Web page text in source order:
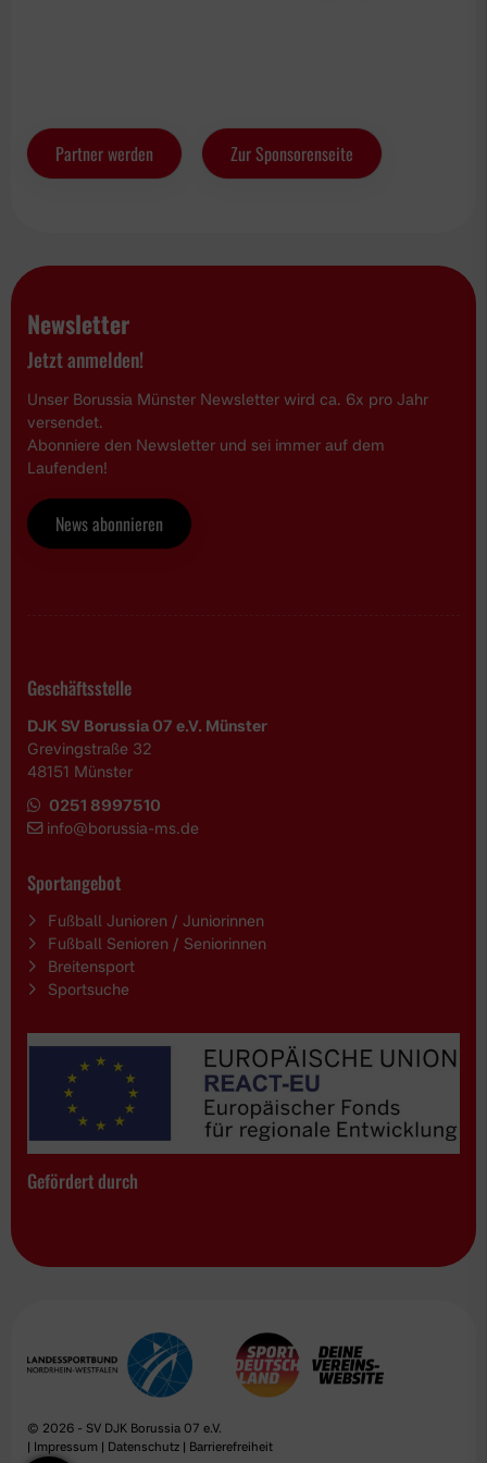
Partner werden Zur Sponsorenseite
Newsletter
Jetzt anmelden!
Unser Borussia Münster Newsletter wird ca. 6x pro Jahr
versendet.
Abonniere den Newsletter und sei immer auf dem
Laufenden!
News abonnieren
Geschäftsstelle
DJK SV Borussia 07 e.V. Münster
Grevingstraße 32
48151 Münster
0251 8997510
info@borussia-ms.de
Sportangebot
Fußball Junioren / Juniorinnen
Fußball Senioren / Seniorinnen
Breitensport
Sportsuche
Gefördert durch
© 2026 - SV DJK Borussia 07 e.V.
| Impressum | Datenschutz | Barrierefreiheit